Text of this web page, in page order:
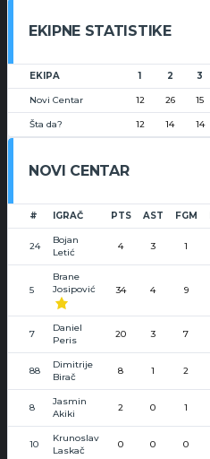
EKIPNE STATISTIKE
EKIPA 1 2 3
Novi Centar 12 26 15
Šta da? 12 14 14
NOVI CENTAR
# IGRAČ PTS AST FGM
24
Bojan
Letić
4 3 1
5
Brane
Josipović
34 4 9
7
Daniel
Peris
20 3 7
88
Dimitrije
Birač
8 1 2
8
Jasmin
Akiki
2 0 1
10
Krunoslav
Laskač
0 0 0